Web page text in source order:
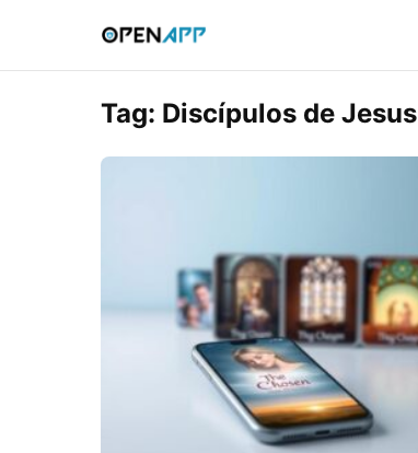
Tag: Discípulos de Jesus